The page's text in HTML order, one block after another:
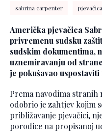
sabrina carpenter pjevačica
Američka pjevačica
privremenu sudsku
sudskim dokumentima,
uznemiravanju od
je pokušavao
Prema navodima stranih
odobrio je zahtjev kojim
približavanje pjevačici,
porodice na propisanoj